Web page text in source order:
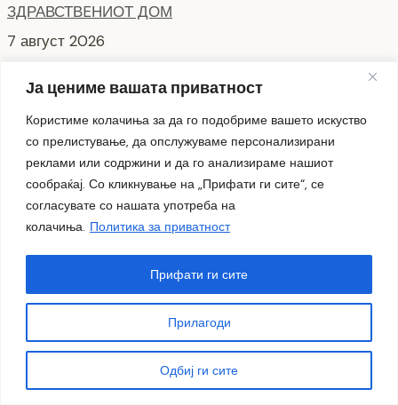
Ја цениме вашата приватност
Користиме колачиња за да го подобриме вашето искуство
со прелистување, да опслужуваме персонализирани
реклами или содржини и да го анализираме нашиот
сообраќај. Со кликнување на „Прифати ги сите“, се
согласувате со нашата употреба на
колачиња. Политика за приватност
Прилагоди
Одбиј ги сите
Прифати ги сите
ЗДРАВСТВEНИОТ ДОМ
7 август 2026
НОВ ПАРКИНГ ПРОСТОР ВО ЦЕНТАРОТ НА ГРАДОТ
6 август 2026
Македонија Колумни
Спорт
ИРИС